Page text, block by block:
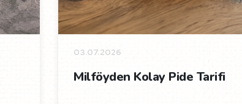
03.07.2026
Milföyden Kolay Pide Tarifi